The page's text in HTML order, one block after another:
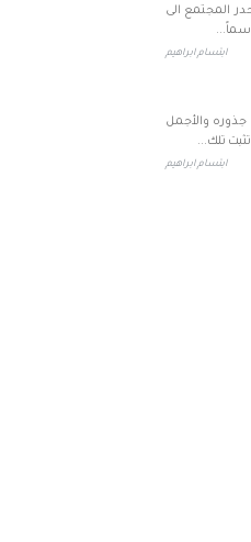
المجتمع الى
ابتسام ابراهيم
والأجمل
تلك...
ابتسام ابراهيم